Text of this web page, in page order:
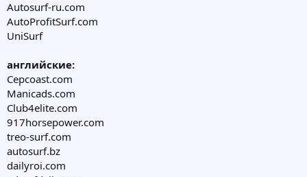
Autosurf-ru.com
AutoProfitSurf.com
UniSurf
английские:
Cepcoast.com
Manicads.com
Club4elite.com
917horsepower.com
treo-surf.com
autosurf.bz
dailyroi.com